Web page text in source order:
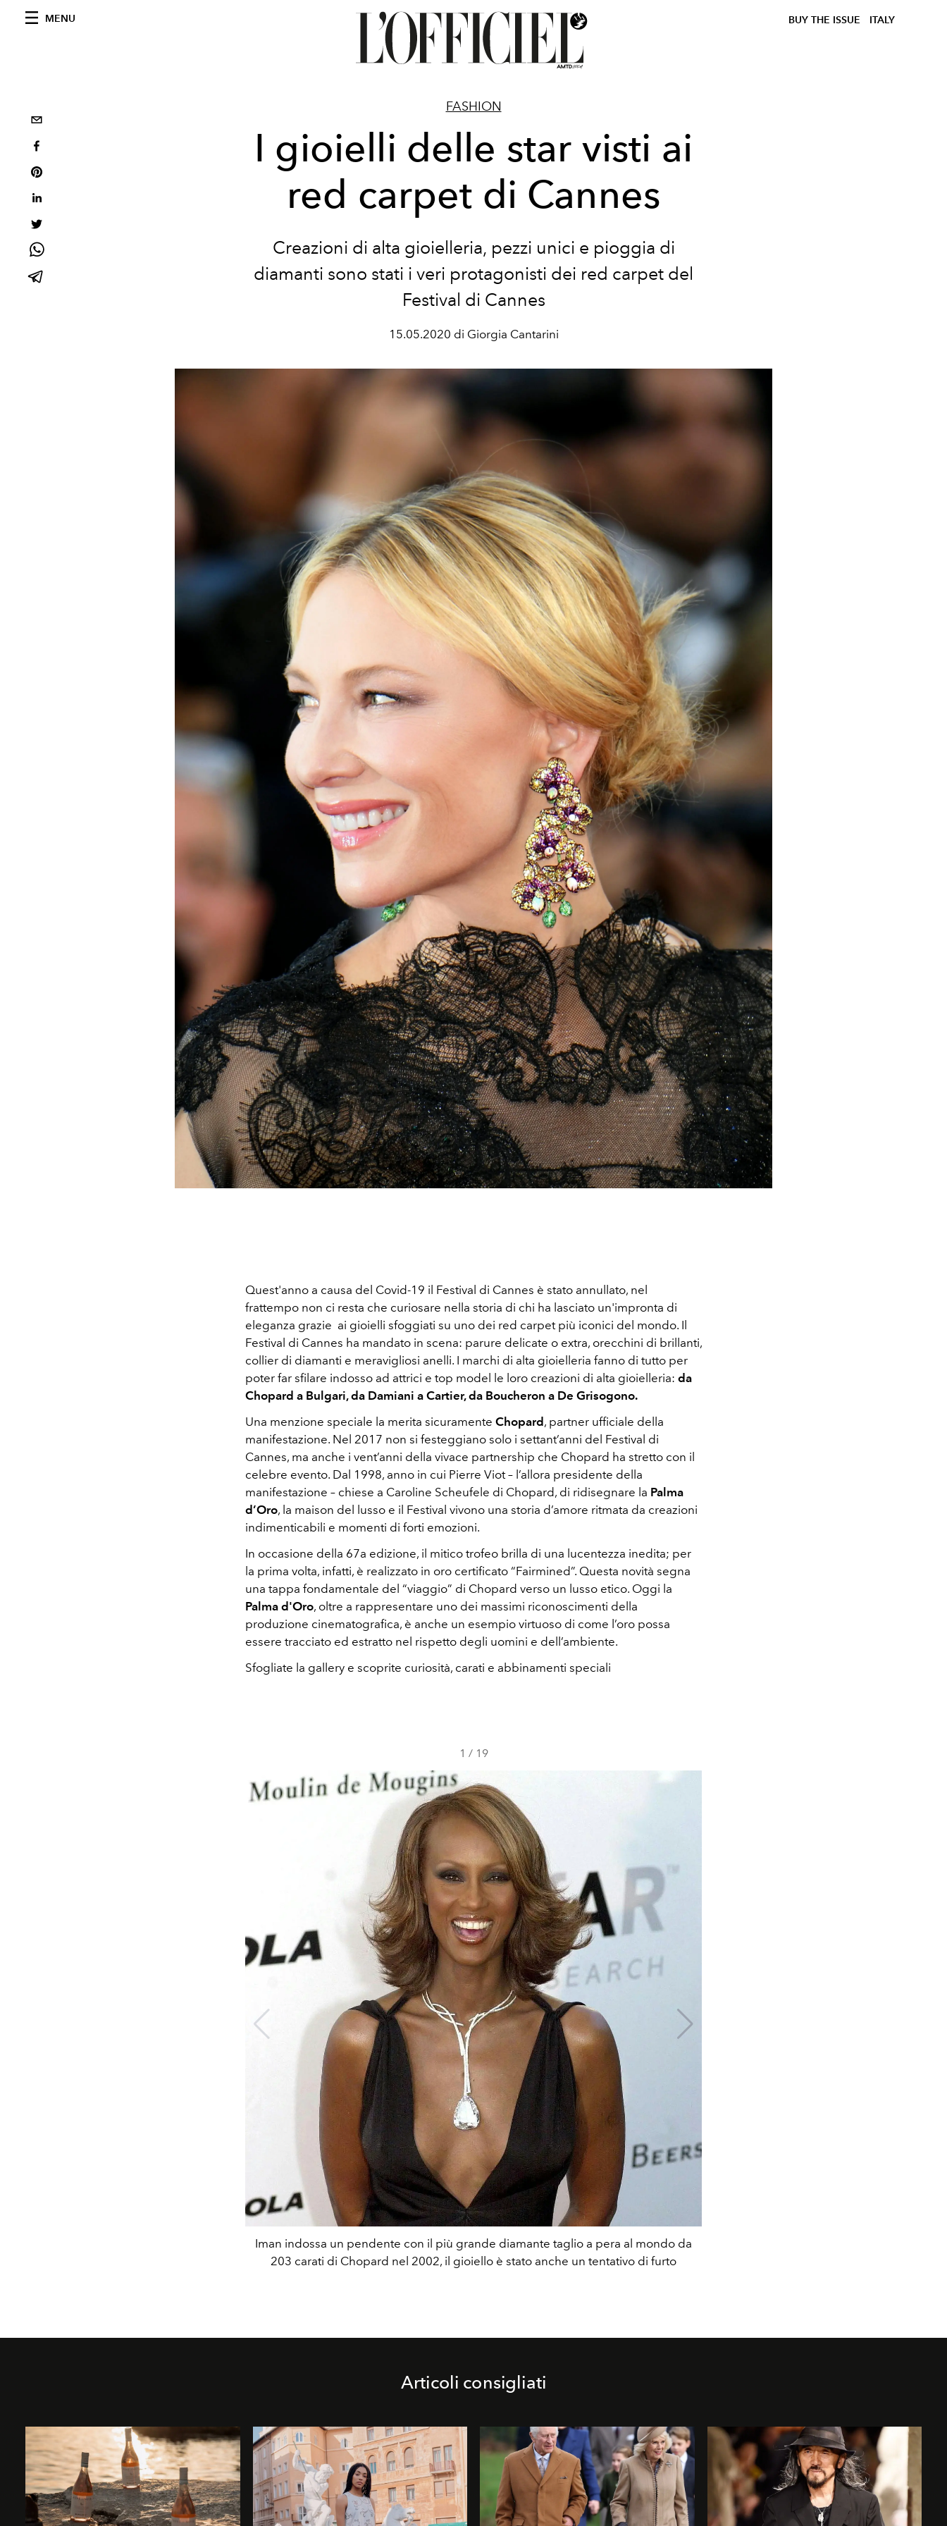
MENU BUY THE ISSUE ITALY
FASHION
I gioielli delle star visti ai
red carpet di Cannes
Creazioni di alta gioielleria, pezzi unici e pioggia di
diamanti sono stati i veri protagonisti dei red carpet del
Festival di Cannes
15.05.2020 di Giorgia Cantarini
Quest'anno a causa del Covid-19 il Festival di Cannes è stato annullato, nel
frattempo non ci resta che curiosare nella storia di chi ha lasciato un'impronta di
eleganza grazie ai gioielli sfoggiati su uno dei red carpet più iconici del mondo. Il
Festival di Cannes ha mandato in scena: parure delicate o extra, orecchini di brillanti,
collier di diamanti e meravigliosi anelli. I marchi di alta gioielleria fanno di tutto per
poter far sfilare indosso ad attrici e top model le loro creazioni di alta gioielleria: da
Chopard a Bulgari, da Damiani a Cartier, da Boucheron a De Grisogono.
Una menzione speciale la merita sicuramente Chopard, partner ufficiale della
manifestazione. Nel 2017 non si festeggiano solo i settant’anni del Festival di
Cannes, ma anche i vent’anni della vivace partnership che Chopard ha stretto con il
celebre evento. Dal 1998, anno in cui Pierre Viot – l’allora presidente della
manifestazione – chiese a Caroline Scheufele di Chopard, di ridisegnare la Palma
d’Oro, la maison del lusso e il Festival vivono una storia d’amore ritmata da creazioni
indimenticabili e momenti di forti emozioni.
In occasione della 67a edizione, il mitico trofeo brilla di una lucentezza inedita; per
la prima volta, infatti, è realizzato in oro certificato “Fairmined”. Questa novità segna
una tappa fondamentale del “viaggio” di Chopard verso un lusso etico. Oggi la
Palma d'Oro, oltre a rappresentare uno dei massimi riconoscimenti della
produzione cinematografica, è anche un esempio virtuoso di come l’oro possa
essere tracciato ed estratto nel rispetto degli uomini e dell’ambiente.
Sfogliate la gallery e scoprite curiosità, carati e abbinamenti speciali
1 / 19
Iman indossa un pendente con il più grande diamante taglio a pera al mondo da
203 carati di Chopard nel 2002, il gioiello è stato anche un tentativo di furto
Articoli consigliati